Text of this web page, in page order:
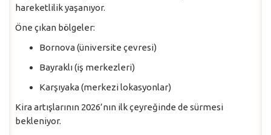
hareketlilik yaşanıyor.
Öne çıkan bölgeler:
Bornova (üniversite çevresi)
Bayraklı (iş merkezleri)
Karşıyaka (merkezi lokasyonlar)
Kira artışlarının 2026’nın ilk çeyreğinde de sürmesi
bekleniyor.